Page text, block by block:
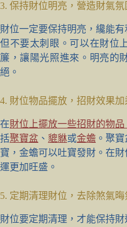
3. 保持財位明亮，營造財氣氛
財位一定要保持明亮，纔能
但不要太刺眼。可以在財位
簾，讓陽光照進來。明亮的
絕。
4. 財位物品擺放，招財效果加
在財位上擺放一些招財的物
括聚寶盆 、 貔貅或金蟾 。聚
寶，金蟾可以吐寶發財。在
運更加旺盛。
5. 定期清理財位，去除煞氣晦
財位要定期清理，才能保持